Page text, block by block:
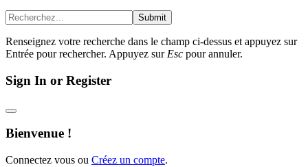
Submit
Renseignez votre recherche dans le champ ci-dessus et appuyez sur
Entrée pour rechercher. Appuyez sur Esc pour annuler.
Sign In or Register
Bienvenue !
Connectez vous ou Créez un compte.